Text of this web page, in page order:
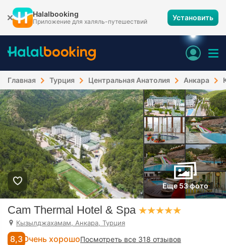
Halalbooking
Приложение для халяль-путешествий Установить
Главная Турция Центральная Анатолия Анкара
Еще 53 фото
Cam Thermal Hotel & Spa
Кызылджахамам, Анкара, Турция
8,3 Очень хорошоПосмотреть все 318 отзывов